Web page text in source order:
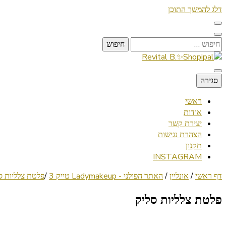
דלג להמשך התוכן
חיפוש:
Revital B.✨Shopipal
Lifestyle ✦ Beauty ✦ Vegan ✦ Travel
סגירה
ראשי
אודות
יצירת קשר
הצהרת נגישות
תקנון
INSTAGRAM
דף ראשי/ אונליין/ האתר הפולני - Ladymakeup טייק 3 /פלטת צלליות
פלטת צלליות סליק